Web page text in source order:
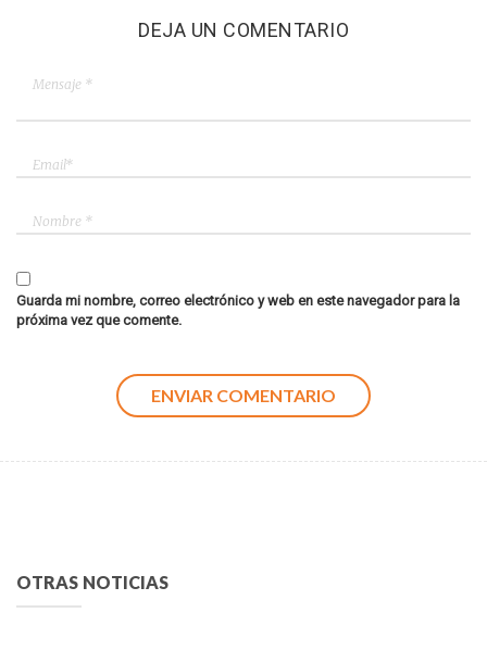
DEJA UN COMENTARIO
Guarda mi nombre, correo electrónico y web en este navegador para la
próxima vez que comente.
OTRAS NOTICIAS